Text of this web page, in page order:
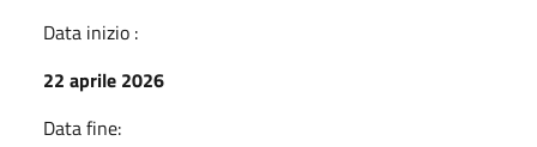
Data inizio :
22 aprile 2026
Data fine: